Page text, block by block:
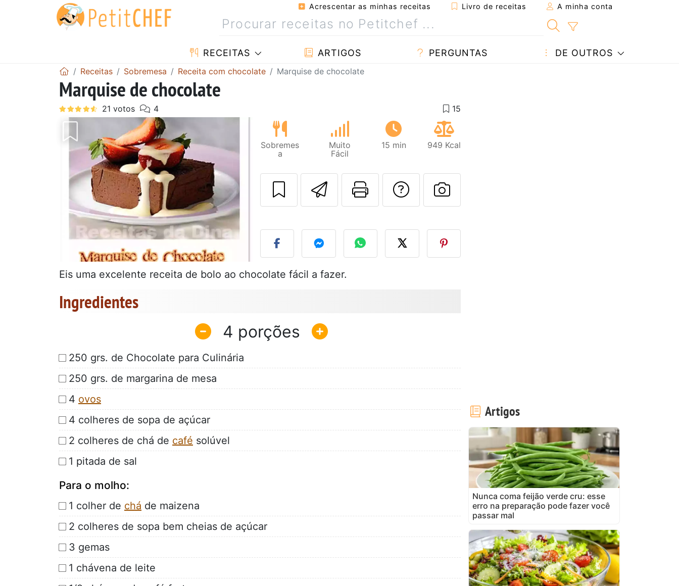
Acrescentar as minhas receitas Livro de receitas A minha conta
RECEITAS ARTIGOS PERGUNTAS DE OUTROS
Receitas Sobremesa Receita com chocolate Marquise de chocolate
Marquise de chocolate
Sobremes
a
Muito
Fácil
15 min 949 Kcal
Enviar esta receita a um amigo
Imprima esta página
Falar com o autor da receita
Fez esta receita? Compartilhe
Eis uma excelente receita de bolo ao chocolate fácil a fazer.
Ingredientes
4
250 grs. de Chocolate para Culinária
250 grs. de margarina de mesa
4 ovos
4 colheres de sopa de açúcar
2 colheres de chá de café solúvel
1 pitada de sal
Para o molho:
1 colher de chá de maizena
2 colheres de sopa bem cheias de açúcar
3 gemas
1 chávena de leite
Artigos
Nunca coma feijão verde cru: esse
erro na preparação pode fazer você
passar mal